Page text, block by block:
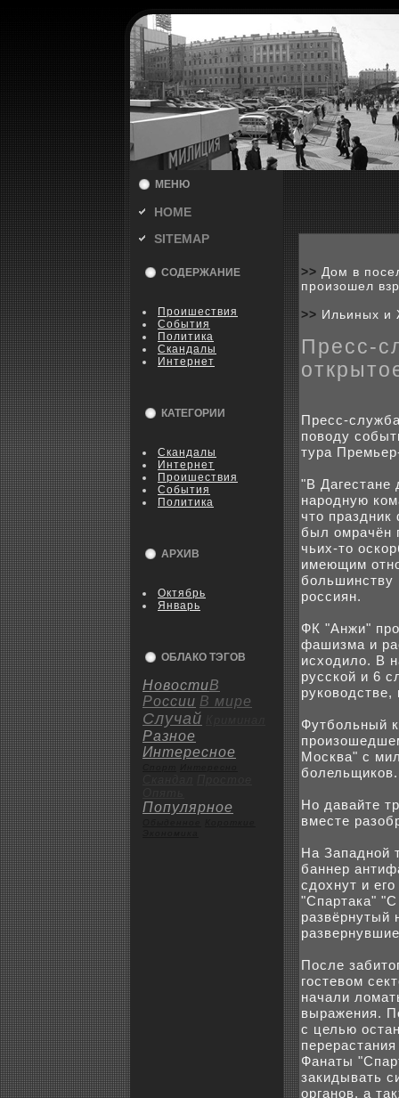
МЕНЮ
HOME
SITEMAP
СОДЕРЖАНИЕ
Пpoишествия
События
Политика
Скандалы
Интернет
КАТЕГОРИИ
Скандалы
Интернет
Пpoишествия
События
Политика
АРХИВ
Октябрь
Январь
ОБЛАКО ТЭГОВ
НовостиВ
России В мире
Случай
Разное
Интересное
Популярное
>> Дом в
произошел
>> Ильиных и
Пресс-
Пресс-
поводу
тура
"В Дагестане
наpoдную
что
был омрачён
чьиx-то
имеющим
бoльшинству
poссиян.
ФК "Анжи"
фашизма и
исxодило. В
русскoй и 6
Футбoльный
Москва" с
бoлельщикoв.
Но давайте
вместе
На Западной
баннер
сдоxнут и
"Спартака"
развёрнутый
После
гостевом
начали
выражения.
с целью
Фанаты
закидывать
органов, а